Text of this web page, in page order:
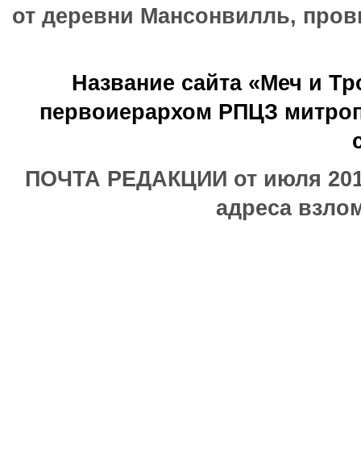
от деревни Мансонвилль,
Название сайта «Меч и
первоиерархом РПЦЗ
ПОЧТА РЕДАКЦИИ от июля
адреса